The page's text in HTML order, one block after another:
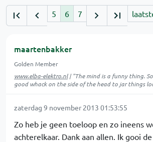
5 6 7
maartenbakker
Golden Member
www.elba-elektro.nl| "The mind is a funny thing.
good whack on the side of the head to jar things
zaterdag 9 november 2013 01:53:55
Zo heb je geen toeloop en zo ineens
achterelkaar. Dank aan allen. Ik gooi